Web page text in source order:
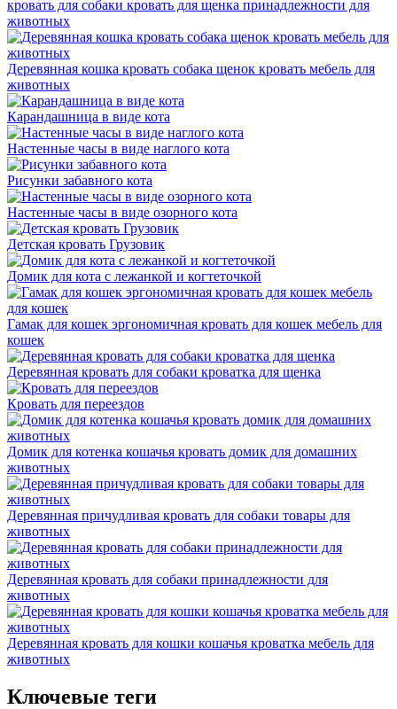
кровать для собаки кровать для щенка принадлежности для
животных
Деревянная кошка кровать собака щенок кровать мебель для
животных
Карандашница в виде кота
Настенные часы в виде наглого кота
Рисунки забавного кота
Настенные часы в виде озорного кота
Детская кровать Грузовик
Домик для кота с лежанкой и когтеточкой
Гамак для кошек эргономичная кровать для кошек мебель для
кошек
Деревянная кровать для собаки кроватка для щенка
Кровать для переездов
Домик для котенка кошачья кровать домик для домашних
животных
Деревянная причудливая кровать для собаки товары для
животных
Деревянная кровать для собаки принадлежности для
животных
Деревянная кровать для кошки кошачья кроватка мебель для
животных
Ключевые теги